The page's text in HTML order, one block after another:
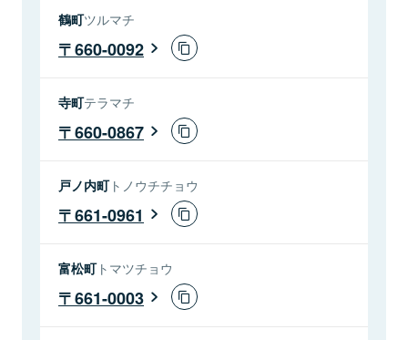
鶴町ツルマチ
660-0092
寺町テラマチ
660-0867
戸ノ内町トノウチチョウ
661-0961
富松町トマツチョウ
661-0003